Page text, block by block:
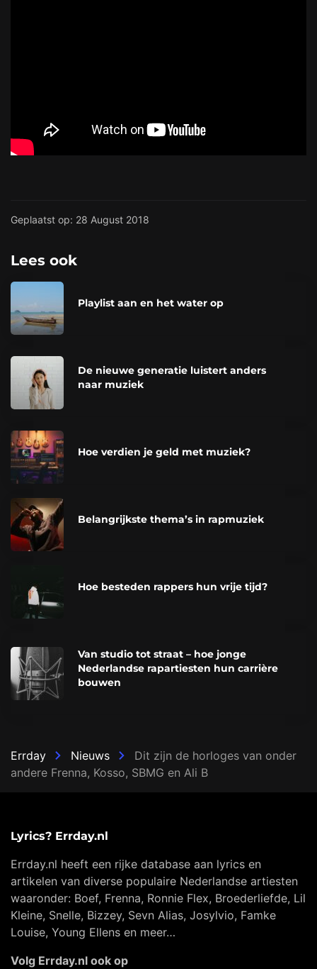
Geplaatst op: 28 August 2018
Lees ook
Playlist aan en het water op
De nieuwe generatie luistert anders
naar muziek
Hoe verdien je geld met muziek?
Belangrijkste thema’s in rapmuziek
Hoe besteden rappers hun vrije tijd?
Van studio tot straat – hoe jonge
Nederlandse rapartiesten hun carrière
bouwen
Errday Nieuws
Dit zijn de horloges van onder
andere Frenna, Kosso, SBMG en Ali B
Lyrics? Errday.nl
Errday.nl heeft een rijke database aan lyrics en
artikelen van diverse populaire Nederlandse artiesten
waaronder: Boef, Frenna, Ronnie Flex, Broederliefde, Lil
Kleine, Snelle, Bizzey, Sevn Alias, Josylvio, Famke
Louise, Young Ellens en meer…
Volg Errday.nl ook op